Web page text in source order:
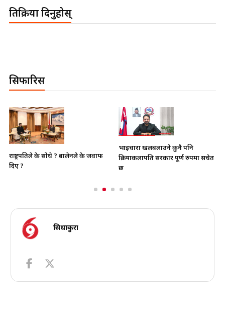
प्रतिक्रिया दिनुहोस्
सिफारिस
राष्ट्रपतिले के सोधे ? बालेनले के जवाफ
दिए ?
भाइचारा खलबलाउने कुनै पनि
क्रियाकलापप्रति सरकार पूर्ण रुपमा सचेत
छ
सिधाकुरा